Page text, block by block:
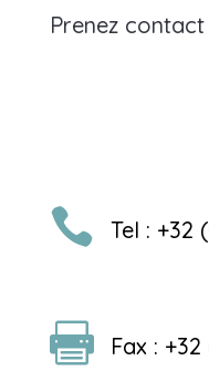
Prenez
 Tel : +32
 Fax :